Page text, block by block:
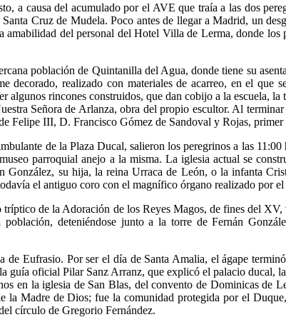
a causa del acumulado por el AVE que traía a las dos
Cruz de Mudela. Poco antes de llegar a Madrid, un
del personal del Hotel Villa de Lerma, donde
población de Quintanilla del Agua, donde tiene su
realizado con materiales de acarreo, en el que
rincones construidos, que dan cobijo a la escuela,
Señora de Arlanza, obra del propio escultor. Al
Felipe III, D. Francisco Gómez de Sandoval y Rojas, primer
de la Plaza Ducal, salieron los peregrinos a las
parroquial anejo a la misma. La iglesia actual se
González, su hija, la reina Urraca de León, o la infanta
el antiguo coro con el magnífico órgano realizado por
de la Adoración de los Reyes Magos, de fines del
deteniéndose junto a la torre de Fernán
de Eufrasio. Por ser el día de Santa Amalia, el ágape
oficial Pilar Sanz Arranz, que explicó el palacio ducal,
en la iglesia de San Blas, del convento de Dominicas de
Madre de Dios; fue la comunidad protegida por el
círculo de Gregorio Fernández.